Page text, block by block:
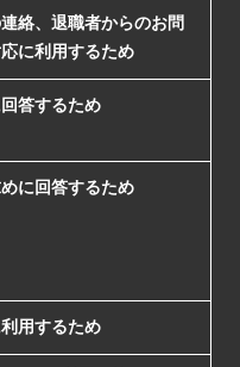
絡、退職者からのお問
に利用するため
答するため
に回答するため
用するため